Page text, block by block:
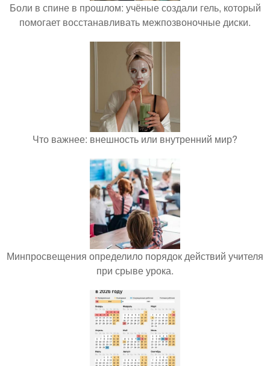
Боли в спине в прошлом: учёные создали гель, который
помогает восстанавливать межпозвоночные диски.
Что важнее: внешность или внутренний мир?
Минпросвещения определило порядок действий учителя
при срыве урока.